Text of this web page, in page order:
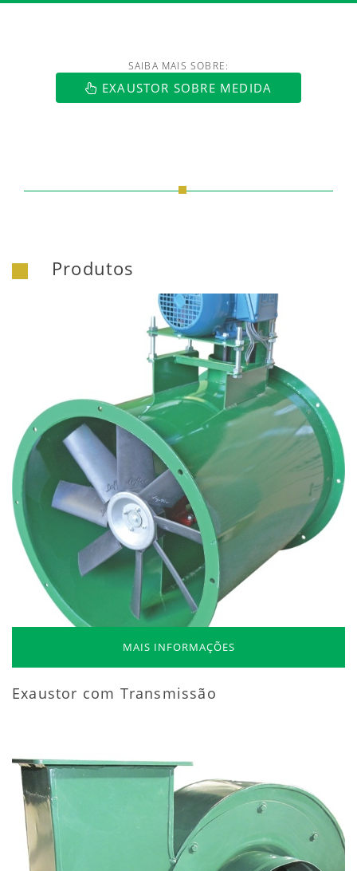
https://www.luftmaxi.com.br/
SAIBA MAIS SOBRE:
EXAUSTOR SOBRE MEDIDA
Produtos
MAIS INFORMAÇÕES
Exaustor com Transmissão